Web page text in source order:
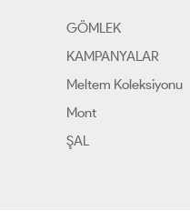
GÖMLEK
KAMPANYALAR
Meltem Koleksiyonu
Mont
ŞAL